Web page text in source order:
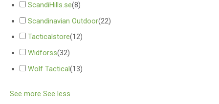
ScandiHills.se(8)
Scandinavian Outdoor(22)
Tacticalstore(12)
Widforss(32)
Wolf Tactical(13)
See more See less